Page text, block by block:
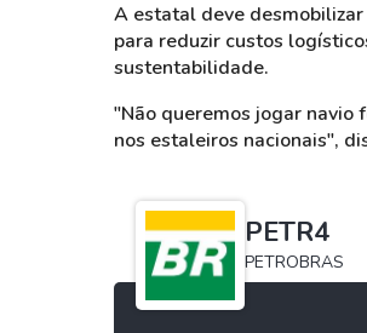
A estatal deve
para reduzir custos
sustentabilidade.
"Não queremos jogar navio
nos estaleiros nacionais",
PETR4
PETROBRAS